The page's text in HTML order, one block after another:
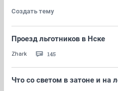
Создать тему
Проезд льготников в Нске
Zhark 145
Что со светом в затоне и на